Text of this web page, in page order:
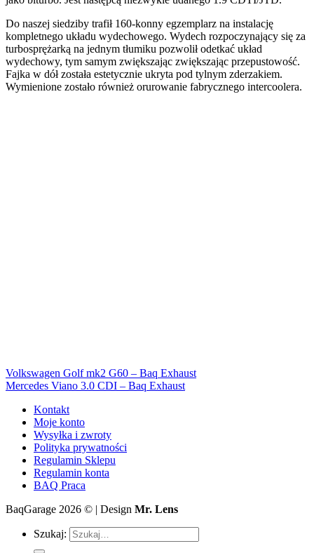
Do naszej siedziby trafił 160-konny egzemplarz na instalację
kompletnego układu wydechowego. Wydech rozpoczynający się za
turbosprężarką na jednym tłumiku pozwolił odetkać układ
wydechowy, tym samym zwiększając zwiększając przepustowość.
Fajka w dół została estetycznie ukryta pod tylnym zderzakiem.
Wymienione zostało również orurowanie fabrycznego intercoolera.
Volkswagen Golf mk2 G60 – Baq Exhaust
Mercedes Viano 3.0 CDI – Baq Exhaust
Kontakt
Moje konto
Wysyłka i zwroty
Polityka prywatności
Regulamin Sklepu
Regulamin konta
BAQ Praca
BaqGarage 2026 © | Design Mr. Lens
Szukaj: